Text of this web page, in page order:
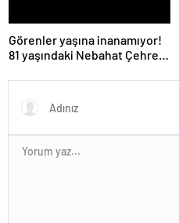
Görenler yaşına inanamıyor!
81 yaşındaki Nebahat Çehre